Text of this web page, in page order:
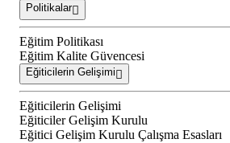
Politikalar
Eğitim Politikası
Eğitim Kalite Güvencesi
Eğiticilerin Gelişimi
Eğiticilerin Gelişimi
Eğiticiler Gelişim Kurulu
Eğitici Gelişim Kurulu Çalışma Esasları